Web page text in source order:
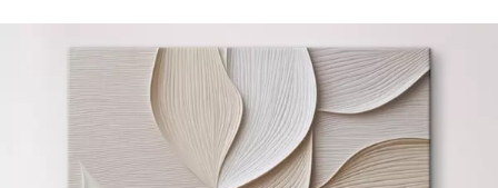
Поверхня з текстурою полотна
Екологічний матеріал